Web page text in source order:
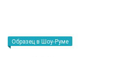
Образец в Шоу-Руме